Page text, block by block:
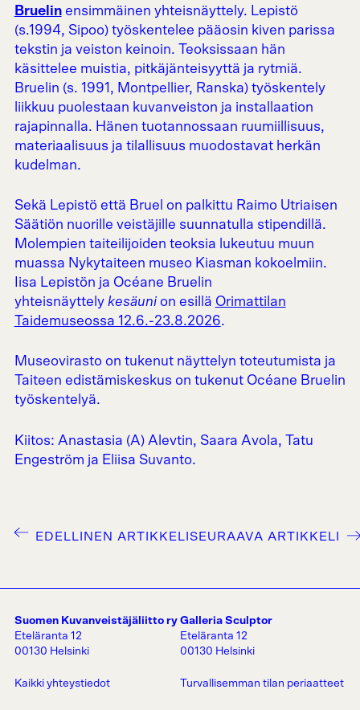
Bruelinensimmäinen yhteisnäyttely. Lepistö
(s.1994, Sipoo) työskentelee pääosin kiven parissa
tekstin ja veiston keinoin. Teoksissaan hän
käsittelee muistia, pitkäjänteisyyttä ja rytmiä.
Bruelin (s. 1991, Montpellier, Ranska) työskentely
liikkuu puolestaan kuvanveiston ja installaation
rajapinnalla. Hänen tuotannossaan ruumiillisuus,
materiaalisuus ja tilallisuus muodostavat herkän
kudelman.
Sekä Lepistö että Bruel on palkittu Raimo Utriaisen
Säätiön nuorille veistäjille suunnatulla stipendillä.
Molempien taiteilijoiden teoksia lukeutuu muun
muassa Nykytaiteen museo Kiasman kokoelmiin.
Iisa Lepistön ja Océane Bruelin
yhteisnäyttely kesäunion esillä Orimattilan
Taidemuseossa 12.6.-23.8.2026.
Museovirasto on tukenut näyttelyn toteutumista ja
Taiteen edistämiskeskus on tukenut Océane Bruelin
työskentelyä.
Kiitos: Anastasia (A) Alevtin, Saara Avola, Tatu
Engeström ja Eliisa Suvanto.
EDELLINEN ARTIKKELI SEURAAVA ARTIKKELI
Suomen Kuvanveistäjäliitto ry
Eteläranta 12
00130 Helsinki
Kaikki yhteystiedot
Galleria Sculptor
Eteläranta 12
00130 Helsinki
Turvallisemman tilan periaatteet